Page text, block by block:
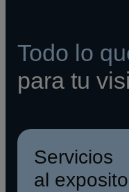
Todo lo
para tu
Servicios
al